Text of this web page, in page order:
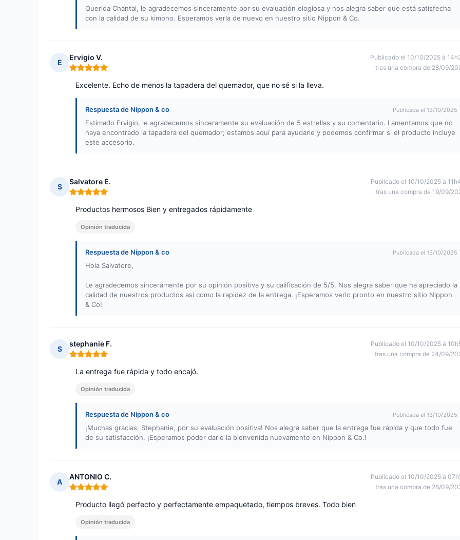
Querida Chantal, le agradecemos sinceramente por su evaluación elogiosa y nos alegra saber que está satisfecha
con la calidad de su kimono. Esperamos verla de nuevo en nuestro sitio Nippon & Co.
E
Ervigio V.
Nota: 5 de 5
Publicado el 10/10/2025 à
tras una compra de 28/09/
Excelente. Echo de menos la tapadera del quemador, que no sé si la lleva.
Respuesta de Nippon & co Publicada el 13/10/2025
Estimado Ervigio, le agradecemos sinceramente su evaluación de 5 estrellas y su comentario. Lamentamos que no
haya encontrado la tapadera del quemador; estamos aquí para ayudarle y podemos confirmar si el producto incluye
este accesorio.
S
Salvatore E.
Nota: 5 de 5
Publicado el 10/10/2025 à
tras una compra de 19/09/
Productos hermosos Bien y entregados rápidamente
Opinión traducida
Respuesta de Nippon & co Publicada el 13/10/2025
Hola Salvatore,
Le agradecemos sinceramente por su opinión positiva y su calificación de 5/5. Nos alegra saber que ha apreciado la
calidad de nuestros productos así como la rapidez de la entrega. ¡Esperamos verlo pronto en nuestro sitio Nippon
& Co!
S
stephanie F.
Nota: 5 de 5
Publicado el 10/10/2025 à
tras una compra de 24/09/
La entrega fue rápida y todo encajó.
Opinión traducida
Respuesta de Nippon & co Publicada el 13/10/2025
¡Muchas gracias, Stephanie, por su evaluación positiva! Nos alegra saber que la entrega fue rápida y que todo fue
de su satisfacción. ¡Esperamos poder darle la bienvenida nuevamente en Nippon & Co.!
A
ANTONIO C.
Nota: 5 de 5
Publicado el 10/10/2025 à
tras una compra de 28/09/
Producto llegó perfecto y perfectamente empaquetado, tiempos breves. Todo bien
Opinión traducida